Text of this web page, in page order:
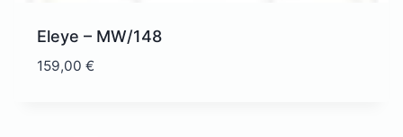
Eleye – MW/148
159,00€